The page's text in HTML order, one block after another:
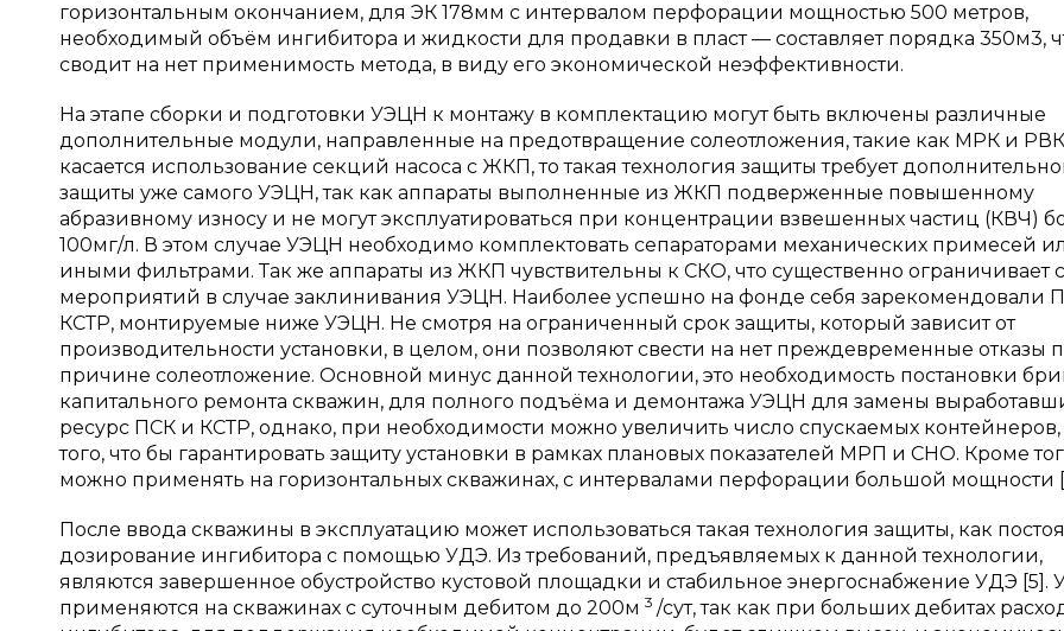
горизонтальным окончанием, для ЭК 178мм с интервалом перфорации мощностью 500 метров,
необходимый объём ингибитора и жидкости для продавки в пласт — составляет порядка 350м3,
сводит на нет применимость метода, в виду его экономической неэффективности.
На этапе сборки и подготовки УЭЦН к монтажу в комплектацию могут быть включены различные
дополнительные модули, направленные на предотвращение солеотложения, такие как МРК и
касается использование секций насоса с ЖКП, то такая технология защиты требует
защиты уже самого УЭЦН, так как аппараты выполненные из ЖКП подверженные повышенному
абразивному износу и не могут эксплуатироваться при концентрации взвешенных частиц (КВЧ)
100мг/л. В этом случае УЭЦН необходимо комплектовать сепараторами механических примесей
иными фильтрами. Так же аппараты из ЖКП чувствительны к СКО, что существенно ограничивает
мероприятий в случае заклинивания УЭЦН. Наиболее успешно на фонде себя зарекомендовали
КСТР, монтируемые ниже УЭЦН. Не смотря на ограниченный срок защиты, который зависит от
производительности установки, в целом, они позволяют свести на нет преждевременные отказы
причине солеотложение. Основной минус данной технологии, это необходимость постановки
капитального ремонта скважин, для полного подъёма и демонтажа УЭЦН для замены
ресурс ПСК и КСТР, однако, при необходимости можно увеличить число спускаемых контейнеров,
того, что бы гарантировать защиту установки в рамках плановых показателей МРП и СНО. Кроме
можно применять на горизонтальных скважинах, с интервалами перфорации большой мощности
После ввода скважины в эксплуатацию может использоваться такая технология защиты, как
дозирование ингибитора с помощью УДЭ. Из требований, предъявляемых к данной технологии,
являются завершенное обустройство кустовой площадки и стабильное энергоснабжение УДЭ [5].
применяются на скважинах с суточным дебитом до 200м 3 /сут, так как при больших дебитах